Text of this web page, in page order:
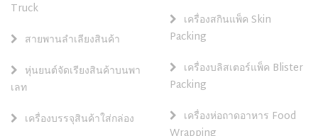
Truck
สายพานลำเลียงสินค้า
หุ่นยนต์จัดเรียงสินค้าบนพา
เลท
เครื่องบรรจุสินค้าใส่กล่อง
เครื่องสกินแพ็ค Skin
Packing
เครื่องบลิสเตอร์แพ็ค Blister
Packing
เครื่องห่อถาดอาหาร Food